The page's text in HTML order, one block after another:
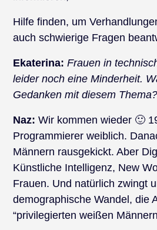
Hilfe finden, um
auch schwierige Fragen
Ekaterina: Frauen in
leider noch eine Minderheit.
Gedanken mit diesem Thema?
Naz: Wir kommen wieder 🙂
Programmierer weiblich.
Männern rausgekickt. Aber
Künstliche Intelligenz, New
Frauen. Und natürlich zwingt
demographische Wandel, die
“privilegierten weißen